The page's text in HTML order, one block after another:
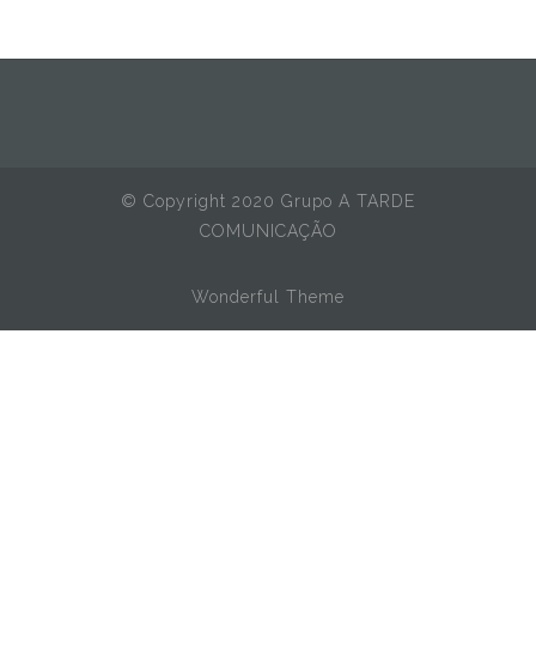
© Copyright 2020 Grupo A TARDE
COMUNICAÇÃO
Wonderful Theme